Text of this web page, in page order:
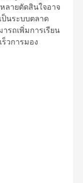
ลายตัดสินใจอาจ
ป็นระบบตลาด
ารถเพิ่มการเรียน
วการมอง